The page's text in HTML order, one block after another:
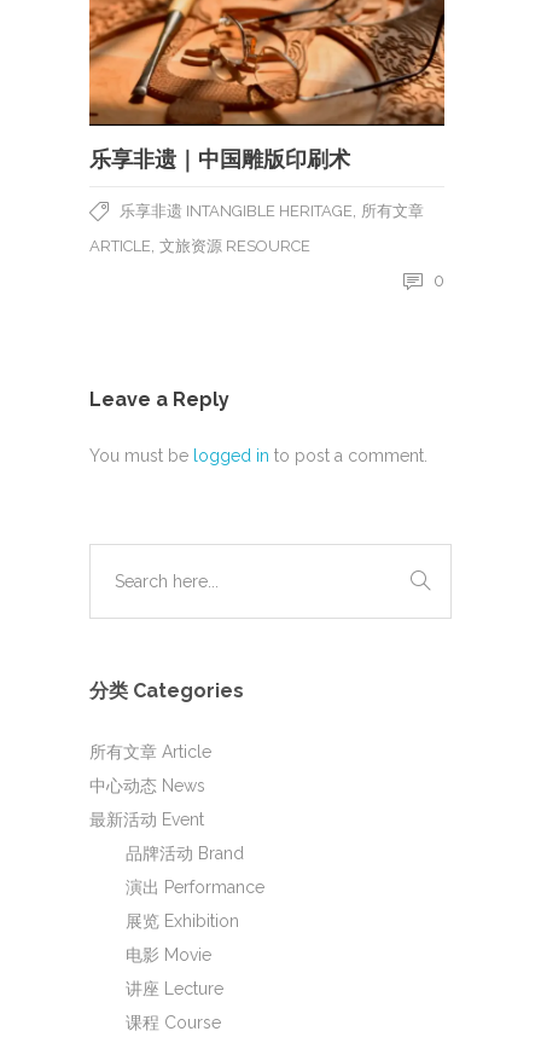
乐享非遗｜中国雕版印刷术
乐享非遗 INTANGIBLE HERITAGE 所有文章
ARTICLE 文旅资源 RESOURCE
0
Leave a Reply
You must be logged in to post a comment.
分类 Categories
所有文章 Article
中心动态 News
最新活动 Event
品牌活动 Brand
演出 Performance
展览 Exhibition
电影 Movie
讲座 Lecture
课程 Course